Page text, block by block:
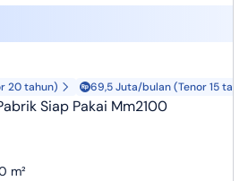
20 tahun) 69,5 Juta/bulan (Tenor 15
Siap Pakai Mm2100
m²